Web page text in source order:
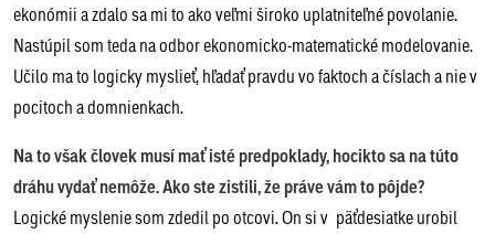
ekonómii a zdalo sa mi to ako veľmi široko uplatniteľné povolanie.
Nastúpil som teda na odbor ekonomicko-matematické modelovanie.
Učilo ma to logicky myslieť, hľadať pravdu vo faktoch a číslach a nie v
pocitoch a domnienkach.
Na to však človek musí mať isté predpoklady, hocikto sa na túto
dráhu vydať nemôže. Ako ste zistili, že práve vám to pôjde?
Logické myslenie som zdedil po otcovi. On si v päťdesiatke urobil